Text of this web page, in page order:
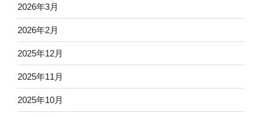
2026年3月
2026年2月
2025年12月
2025年11月
2025年10月